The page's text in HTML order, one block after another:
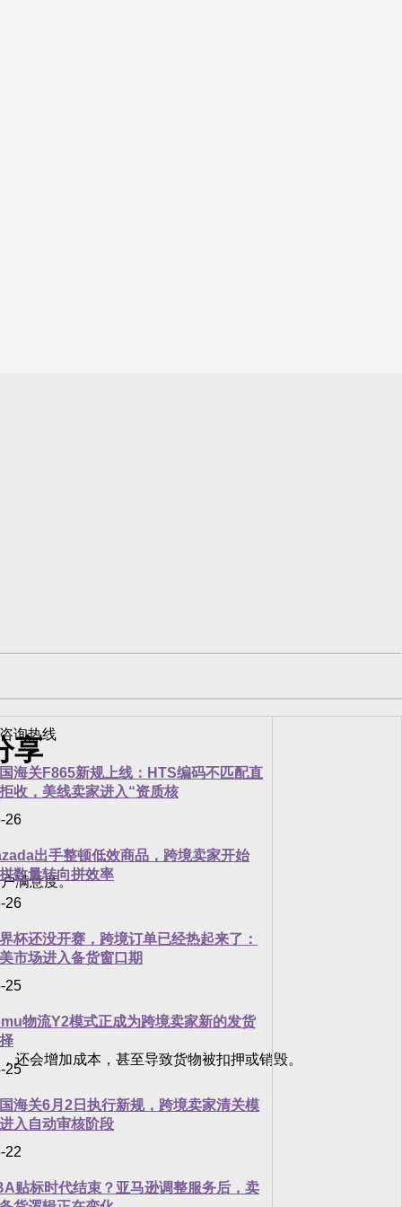
海关F865新规上线：HTS编码不匹配直
收，美线卖家进入“资质核
26
出手整顿低效商品，跨境卖家开始
数量转向拼效率
26
杯还没开赛，跨境订单已经热起来了：
市场进入备货窗口期
25
物流Y2模式正成为跨境卖家新的发货
25
海关6月2日执行新规，跨境卖家清关模
入自动审核阶段
22
贴标时代结束？亚马逊调整服务后，卖
享
满意度。
会增加成本，甚至导致货物被扣押或销毁。